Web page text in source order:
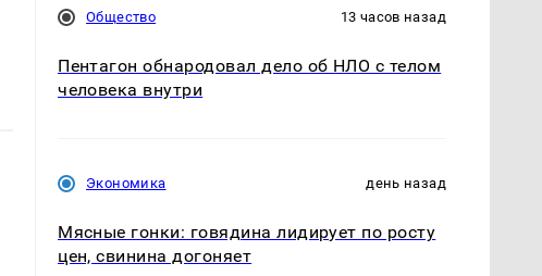
Общество 13 часов назад
Пентагон обнародовал дело об НЛО с телом
человека внутри
Экономика день назад
Мясные гонки: говядина лидирует по росту
цен, свинина догоняет